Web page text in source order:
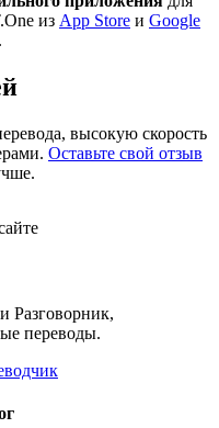
из App Store и Google
высокую скорость
Оставьте свой отзыв
Разговорник,
переводы.